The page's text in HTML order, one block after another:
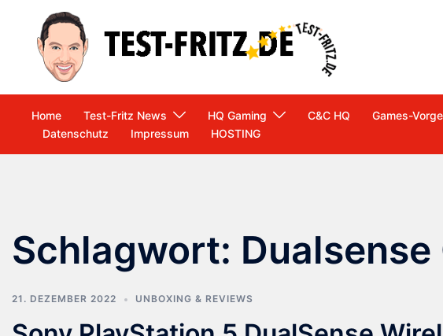
springen
Home Test-Fritz News HQ Gaming C&C HQ Games-
Datenschutz
Impressum HOSTING
Schlagwort:
21. DEZEMBER 2022 UNBOXING & REVIEWS